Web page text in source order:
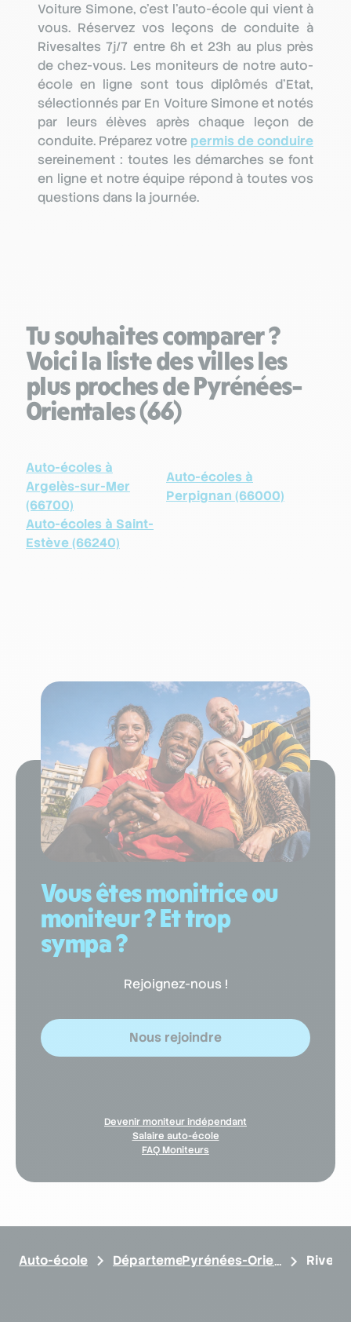
Voiture Simone, c’est l’auto-école qui vient à
vous. Réservez vos leçons de conduite à
Rivesaltes 7j/7 entre 6h et 23h au plus près
de chez-vous. Les moniteurs de notre auto-
école en ligne sont tous diplômés d’Etat,
sélectionnés par En Voiture Simone et notés
par leurs élèves après chaque leçon de
conduite. Préparez votre permis de conduire
sereinement : toutes les démarches se font
en ligne et notre équipe répond à toutes vos
questions dans la journée.
Tu souhaites comparer ?
Voici la liste des villes les
plus proches de Pyrénées-
Orientales (66)
Auto-écoles à
Argelès-sur-Mer
(66700)
Auto-écoles à
Perpignan (66000)
Auto-écoles à Saint-
Estève (66240)
Vous êtes monitrice ou
moniteur ? Et trop
sympa ?
Rejoignez-nous !
Devenir moniteur indépendant
Salaire auto-école
FAQ Moniteurs
Nous rejoindre
Auto-école DépartementsPyrénées-Orientales